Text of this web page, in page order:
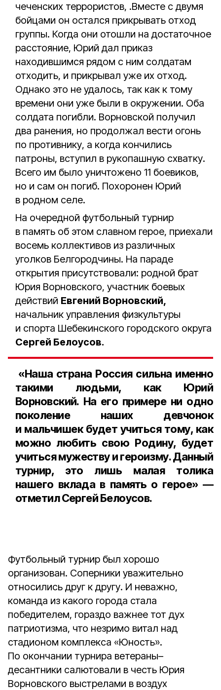
чеченских террористов, .Вместе с двумя
бойцами он остался прикрывать отход
группы. Когда они отошли на достаточное
расстояние, Юрий дал приказ
находившимся рядом с ним солдатам
отходить, и прикрывал уже их отход.
Однако это не удалось, так как к тому
времени они уже были в окружении. Оба
солдата погибли. Ворновской получил
два ранения, но продолжал вести огонь
по противнику, а когда кончились
патроны, вступил в рукопашную схватку.
Всего им было уничтожено 11 боевиков,
но и сам он погиб. Похоронен Юрий
в родном селе.
На очередной футбольный турнир
в память об этом славном герое, приехали
восемь коллективов из различных
уголков Белгородчины. На параде
открытия присутствовали: родной брат
Юрия Ворновского, участник боевых
действий Евгений Ворновский,
начальник управления физкультуры
и спорта Шебекинского городского округа
Сергей Белоусов.
«Наша страна Россия сильна именно
такими людьми, как Юрий
Ворновский. На его примере ни одно
поколение наших девчонок
и мальчишек будет учиться тому, как
можно любить свою Родину, будет
учиться мужеству и героизму. Данный
турнир, это лишь малая толика
нашего вклада в память о герое» —
отметил Сергей Белоусов.
Футбольный турнир был хорошо
организован. Соперники уважительно
относились друг к другу. И неважно,
команда из какого города стала
победителем, гораздо важнее тот дух
патриотизма, что незримо витал над
стадионом комплекса «Юность».
По окончании турнира ветераны–
десантники салютовали в честь Юрия
Ворновского выстрелами в воздух